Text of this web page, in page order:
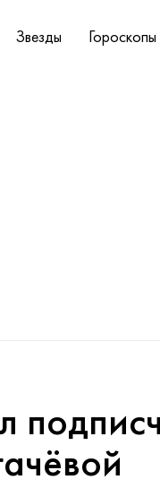
Звезды Гороскопы